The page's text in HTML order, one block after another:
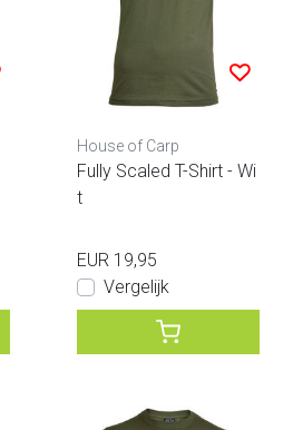
House of Carp
Fully Scaled T-Shirt - Wi
t
EUR 19,95
Vergelijk